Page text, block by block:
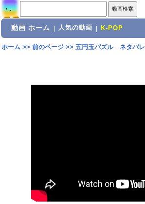
動画 ホーム 人気の動画 K-POP
ホーム>> 前のページ>> 五円玉パズル ネタバレ